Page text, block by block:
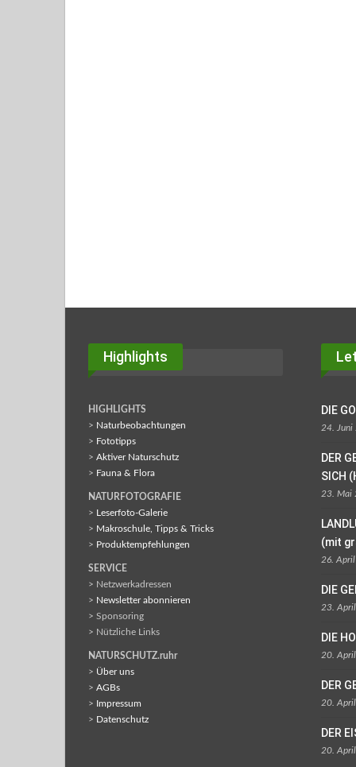
Highlights
HIGHLIGHTS
> Naturbeobachtungen
> Fototipps
> Aktiver Naturschutz
> Fauna & Flora
NATURFOTOGRAFIE
> Leserfoto-Galerie
> Makroschule, Tipps & Tricks
> Produktempfehlungen
SERVICE
> Netzwerkadressen
> Newsletter abonnieren
> Sponsoring
> Nützliche Links
NATURSCHUTZ.ruhr
> Über uns
> AGBs
> Impressum
> Datenschutz
DIE
24. Juni
DER
SICH
23. Mai
(mit
26.
DIE
23.
DIE
20.
DER
20.
DER
20.